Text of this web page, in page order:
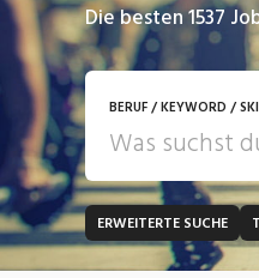
Die besten 1537
BERUF / KEYWORD /
JOB-TYP
Bank,
ERWEITERTE SUCHE